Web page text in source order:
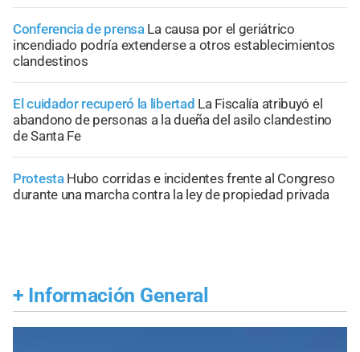
Conferencia de prensa La causa por el geriátrico
incendiado podría extenderse a otros establecimientos
clandestinos
El cuidador recuperó la libertad La Fiscalía atribuyó el
abandono de personas a la dueña del asilo clandestino
de Santa Fe
Protesta Hubo corridas e incidentes frente al Congreso
durante una marcha contra la ley de propiedad privada
+ Información General